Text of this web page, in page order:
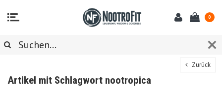
0
Zurück
Artikel mit Schlagwort nootropica